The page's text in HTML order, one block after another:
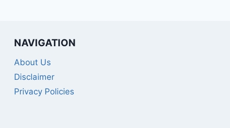
NAVIGATION
About Us
Disclaimer
Privacy Policies